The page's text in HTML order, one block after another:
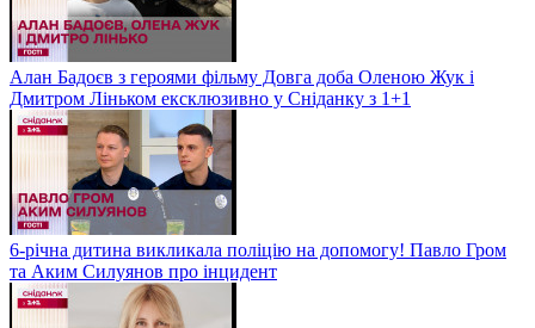
Алан Бадоєв з героями фільму Довга доба Оленою Жук і
Дмитром Ліньком ексклюзивно у Сніданку з 1+1
6-річна дитина викликала поліцію на допомогу! Павло Гром
та Аким Силуянов про інцидент